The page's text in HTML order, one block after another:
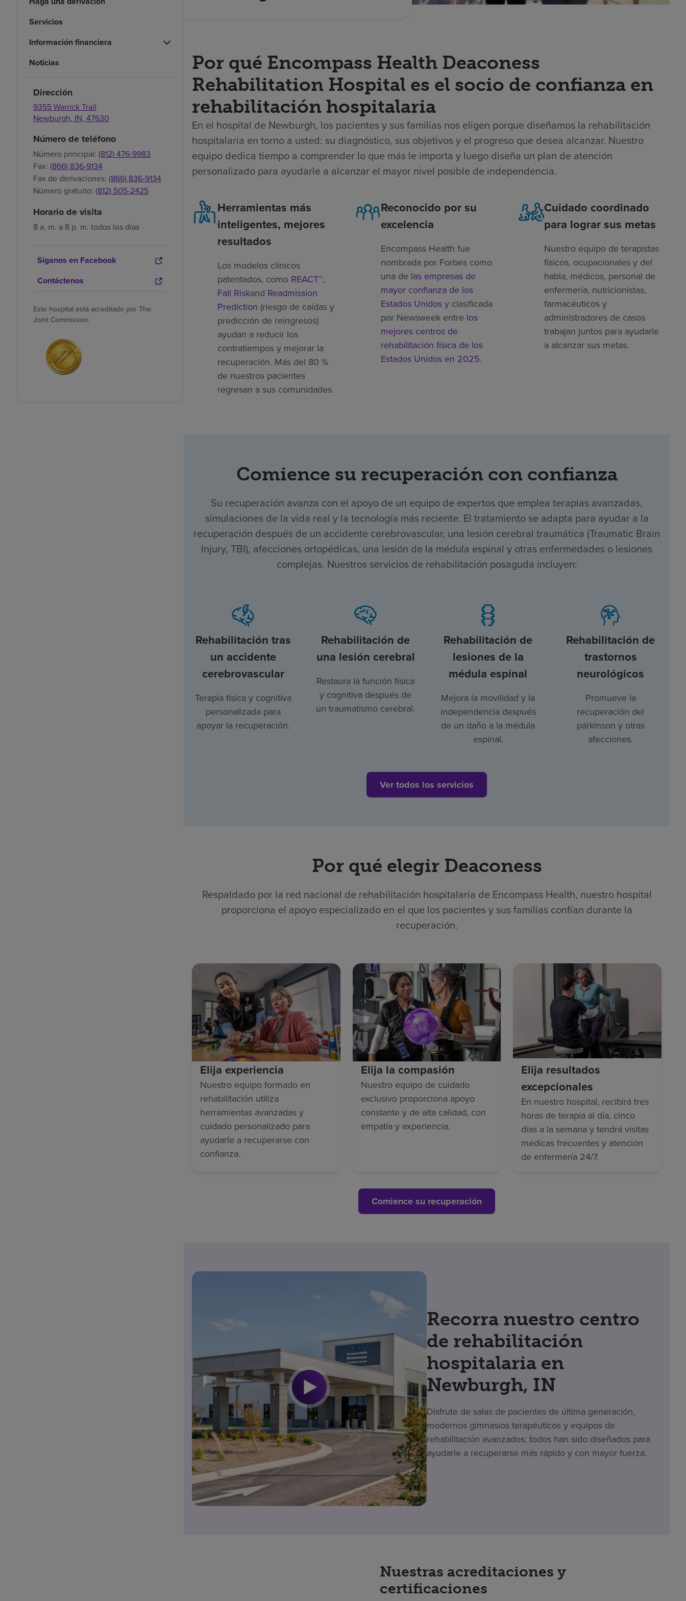
Servicios
Información financiera
Noticias
Dirección
9355 Warrick Trail
Newburgh, IN, 47630
Número de teléfono
Número principal: (812) 476-9983
Fax: (866) 836-9134
Fax de derivaciones: (866) 836-9134
Número gratuito: (812) 505-2425
Horario de visita
8 a. m. a 8 p. m. todos los días
Síganos en Facebook
Contáctenos
Este hospital está acreditado por The
Joint Commission
Por qué Encompass Health Deaconess
Rehabilitation Hospital es el socio de confianza en
rehabilitación hospitalaria
En el hospital de Newburgh, los pacientes y sus familias nos eligen porque diseñamos la rehabilitación
hospitalaria en torno a usted: su diagnóstico, sus objetivos y el progreso que desea alcanzar. Nuestro
equipo dedica tiempo a comprender lo que más le importa y luego diseña un plan de atención
personalizado para ayudarle a alcanzar el mayor nivel posible de independencia.
Herramientas más
inteligentes, mejores
resultados
Los modelos clínicos
patentados, como REACT™,
Fall Riskand Readmission
Prediction (riesgo de caídas y
predicción de reingresos)
ayudan a reducir los
contratiempos y mejorar la
recuperación. Más del 80 %
de nuestros pacientes
regresan a sus comunidades.
Reconocido por su
excelencia
Encompass Health fue
nombrada por Forbes como
una de las empresas de
mayor confianza de los
Estados Unidosy clasificada
por Newsweek entre los
mejores centros de
rehabilitación física de los
Estados Unidos en 2025.
Cuidado coordinado
para lograr sus metas
Nuestro equipo de terapistas
físicos, ocupacionales y del
habla, médicos, personal de
enfermería, nutricionistas,
farmacéuticos y
administradores de casos
trabajan juntos para ayudarle
a alcanzar sus metas.
Comience su recuperación con confianza
Su recuperación avanza con el apoyo de un equipo de expertos que emplea terapias avanzadas,
simulaciones de la vida real y la tecnología más reciente. El tratamiento se adapta para ayudar a la
recuperación después de un accidente cerebrovascular, una lesión cerebral traumática (Traumatic Brain
Injury, TBI), afecciones ortopédicas, una lesión de la médula espinal y otras enfermedades o lesiones
complejas. Nuestros servicios de rehabilitación posaguda incluyen:
Rehabilitación tras
un accidente
cerebrovascular
Terapia física y cognitiva
personalizada para
apoyar la recuperación.
Rehabilitación de
una lesión cerebral
Restaura la función física
y cognitiva después de
un traumatismo cerebral.
Rehabilitación de
lesiones de la
médula espinal
Mejora la movilidad y la
independencia después
de un daño a la médula
espinal.
Rehabilitación de
trastornos
neurológicos
Promueve la
recuperación del
párkinson y otras
afecciones.
Ver todos los servicios
Por qué elegir Deaconess
Respaldado por la red nacional de rehabilitación hospitalaria de Encompass Health, nuestro hospital
proporciona el apoyo especializado en el que los pacientes y sus familias confían durante la
recuperación.
Elija experiencia
Nuestro equipo formado en
rehabilitación utiliza
herramientas avanzadas y
cuidado personalizado para
ayudarle a recuperarse con
confianza.
Elija la compasión
Nuestro equipo de cuidado
exclusivo proporciona apoyo
constante y de alta calidad, con
empatía y experiencia.
Elija resultados
excepcionales
En nuestro hospital, recibirá tres
horas de terapia al día, cinco
días a la semana y tendrá visitas
médicas frecuentes y atención
de enfermería 24/7.
Comience su recuperación
Recorra nuestro centro
de rehabilitación
hospitalaria en
Newburgh, IN
Disfrute de salas de pacientes de última generación,
modernos gimnasios terapéuticos y equipos de
rehabilitación avanzados; todos han sido diseñados para
ayudarle a recuperarse más rápido y con mayor fuerza.
Nuestras acreditaciones y
certificaciones